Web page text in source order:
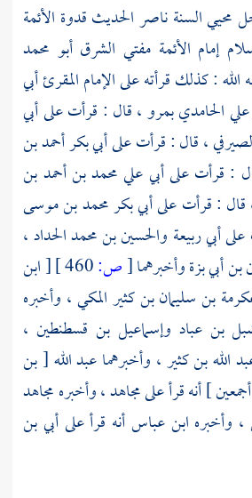
محيي السنة ناصر الحديث قدوة الأئمة
إمام الأئمة مفتي الشرقأبو محمد
الله : كذلك قرأته على الإمام المقرئأبي
الحامديبمرو ،قال : قرأت علىأبي
، قال : قرأت علىأبي بكر أحمد بن
: قرأت علىأبي علي محمد بن أحمد بن
قال : قرأت علىأبي بكر محمد بن موسى
أبي ربيعة والحسين بن محمد الحداد،
بن أبي بزةوأخبرهما[ص: [ابن
بن سليمان بن كثير المكي، وأخبره
بن عباد وإسماعيل بن قسطنطين ،
الله بن كثير، وأخبرهماعبد الله [ بن
] أنه قرأ علىمجاهد ،وأخبرهمجاهد
، وأخبره ابن عباسأنه قرأ علىأبي بن